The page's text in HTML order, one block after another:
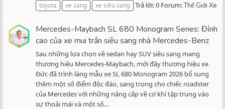
toyota
xe sang xe siêu sang Trả lời: 0 Forum:Thế Giới Xe
Mercedes-Maybach SL 680 Monogram Series: Đỉnh
cao của xe mui trần siêu sang nhà Mercedes-Benz
Sau những lựa chọn về sedan hay SUV siêu sang mang
thương hiệu Mercedes-Maybach, mới đây thương hiệu xe
Đức đã trình làng mẫu xe SL 680 Monogram 2026 bổ sung
thêm một số điểm độc đáo, sang trọng cho chiếc roadster
của Mercedes với những nâng cấp về cơ khí tập trung vào
sự thoải mái và một số...